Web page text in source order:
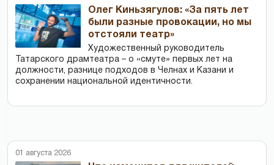
Олег Киньзягулов: «За пять лет
были разные провокации, но мы
отстояли театр»
Художественный руководитель
Татарского драмтеатра – о «смуте» первых лет на
должности, разнице подходов в Челнах и Казани и
сохранении национальной идентичности.
01 августа 2026